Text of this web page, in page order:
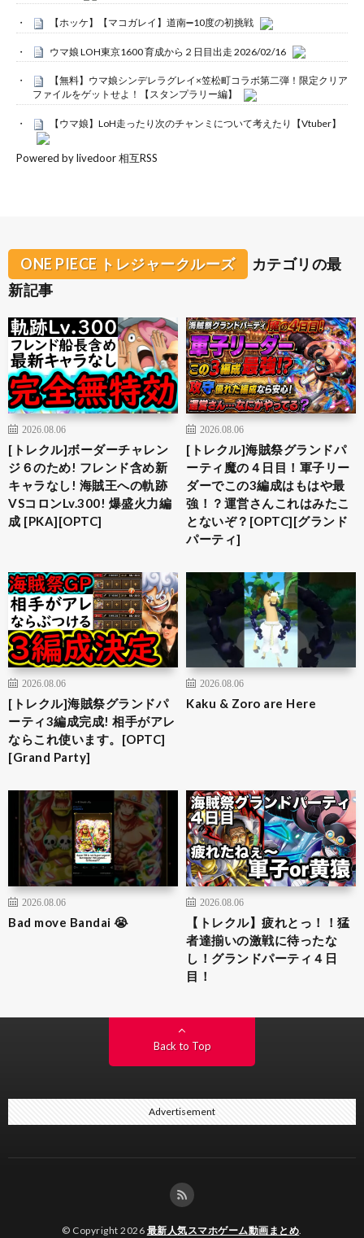
【ホッケ】【マコガレイ】道南➖10度の初挑戦
ウマ娘 LOH東京1600 育成から２日目出走 2026/02/16
【無料】ウマ娘シンデレラグレイ×笠松町コラボ第二弾！限定クリア
ファイルをゲットせよ！【スタンプラリー編】
【ウマ娘】LoH走ったり次のチャンミについて考えたり【Vtuber】
Powered by livedoor 相互RSS
ONE PIECE トレジャークルーズ
カテゴリの最
新記事
2026.08.06
[トレクル]ボーダーチャレン
ジ６のため! フレンド含め新
キャラなし! 海賊王への軌跡
VSコロンLv.300! 爆盛火力編
成 [PKA][OPTC]
2026.08.06
[トレクル]海賊祭グランドパ
ーティ魔の４日目！軍子リー
ダーでこの3編成はもはや最
強！？運営さんこれはみたこ
とないぞ？[OPTC][グランド
パーティ]
2026.08.06
[トレクル]海賊祭グランドパ
ーティ3編成完成! 相手がアレ
ならこれ使います。[OPTC]
[Grand Party]
2026.08.06
Kaku & Zoro are Here
2026.08.06
Bad move Bandai 😭
2026.08.06
【トレクル】疲れとっ！！猛
者達揃いの激戦に待ったな
し！グランドパーティ４日
目！
Back to Top
Advertisement
© Copyright 2026 最新人気スマホゲーム動画まとめ.